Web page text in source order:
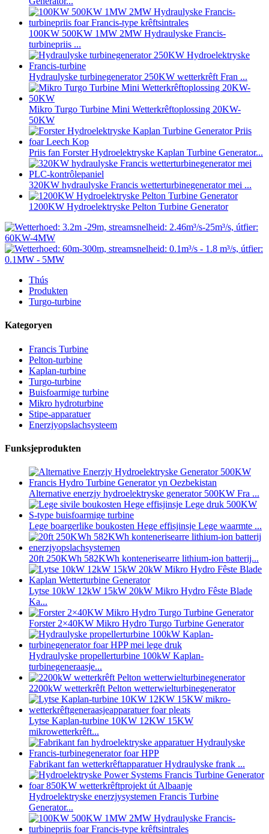
100KW 500KW 1MW 2MW Hydraulyske Francis-
turbinepriis ...
Hydraulyske turbinegenerator 250KW wetterkrêft Fran ...
Mikro Turgo Turbine Mini Wetterkrêftoplossing 20KW-
50KW
Priis fan Forster Hydroelektryske Kaplan Turbine Generator...
320KW hydraulyske Francis wetterturbinegenerator mei ...
1200KW Hydroelektryske Pelton Turbine Generator
Thús
Produkten
Turgo-turbine
Kategoryen
Francis Turbine
Pelton-turbine
Kaplan-turbine
Turgo-turbine
Buisfoarmige turbine
Mikro hydroturbine
Stipe-apparatuer
Enerzjyopslachsysteem
Funksjeprodukten
Alternative enerzjy hydroelektryske generator 500KW Fra ...
Lege boargerlike boukosten Hege effisjinsje Lege waarmte ...
20ft 250KWh 582KWh kontenerisearre lithium-ion batterij...
Lytse 10kW 12kW 15kW 20kW Mikro Hydro Fêste Blade
Ka...
Forster 2×40KW Mikro Hydro Turgo Turbine Generator
Hydraulyske propellerturbine 100kW Kaplan-
turbinegeneraasje...
2200kW wetterkrêft Pelton wetterwielturbinegenerator
Lytse Kaplan-turbine 10KW 12KW 15KW
mikrowetterkrêft...
Fabrikant fan wetterkrêftapparatuer Hydraulyske frank ...
Hydroelektryske enerzjysystemen Francis Turbine
Generator...